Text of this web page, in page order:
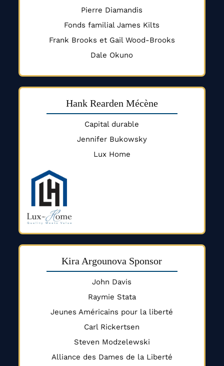
Pierre Diamandis
Fonds familial James Kilts
Frank Brooks et Gail Wood-Brooks
Dale Okuno
Hank Rearden Mécène
Capital durable
Jennifer Bukowsky
Lux Home
Kira Argounova Sponsor
John Davis
Raymie Stata
Jeunes Américains pour la liberté
Carl Rickertsen
Steven Modzelewski
Alliance des Dames de la Liberté